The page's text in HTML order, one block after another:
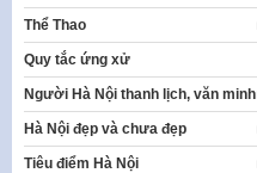
Thể Thao
Quy tắc ứng xử
Người Hà Nội thanh lịch, văn minh
Hà Nội đẹp và chưa đẹp
Tiêu điểm Hà Nội